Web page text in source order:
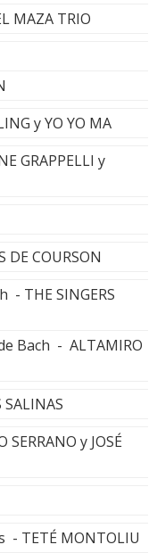
MAZA TRIO
y YO YO MA
GRAPPELLI y
COURSON
- THE SINGERS
Bach - ALTAMIRO
y JOSÉ
- TETÉ MONTOLIU